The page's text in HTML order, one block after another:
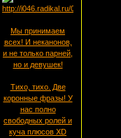
Мы принимаем
всех! И неканонов,
и не только парней,
но и девушек!
Тихо, тихо. Две
коронные фразы! У
нас полно
свободных ролей и
куча плюсов XD